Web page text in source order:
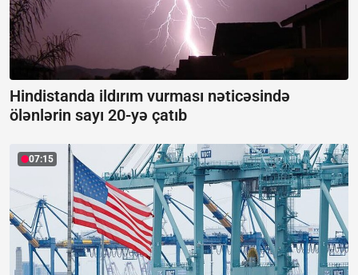
Hindistanda ildırım vurması nəticəsində
ölənlərin sayı 20-yə çatıb
07:15